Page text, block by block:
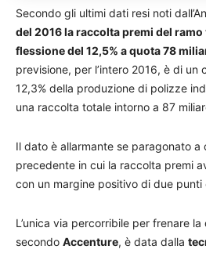
Secondo gli ultimi dati resi noti
del 2016 la raccolta premi del
flessione del 12,5% a quota 78
previsione, per l’intero 2016, è di un
12,3% della produzione di polizze
una raccolta totale intorno a 87
Il dato è allarmante se paragonato a
precedente in cui la raccolta premi
con un margine positivo di due
L’unica via percorribile per frenare
secondo Accenture, è data dalla